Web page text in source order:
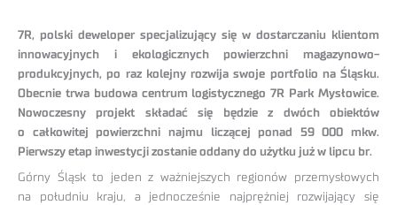
7R, polski deweloper specjalizujący się w dostarczaniu klientom
innowacyjnych i ekologicznych powierzchni magazynowo-
produkcyjnych, po raz kolejny rozwija swoje portfolio na Śląsku.
Obecnie trwa budowa centrum logistycznego 7R Park Mysłowice.
Nowoczesny projekt składać się będzie z dwóch obiektów
o całkowitej powierzchni najmu liczącej ponad 59 000 mkw.
Pierwszy etap inwestycji zostanie oddany do użytku już w lipcu br.
Górny Śląsk to jeden z ważniejszych regionów przemysłowych
na południu kraju, a jednocześnie najprężniej rozwijający się